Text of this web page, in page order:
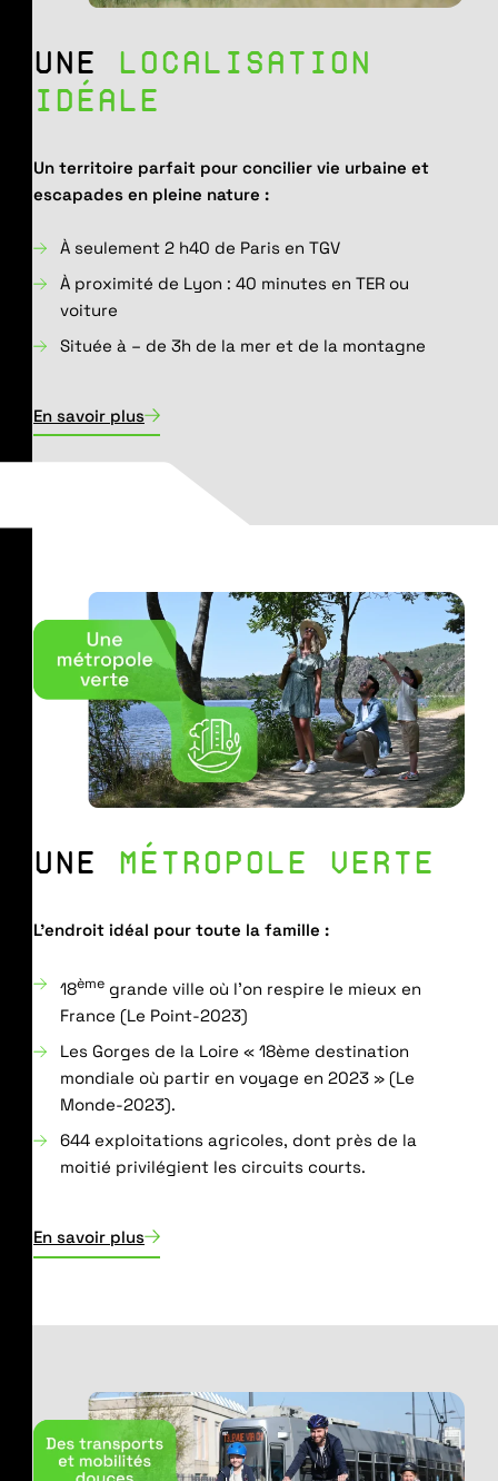
UNE LOCALISATION
IDÉALE
Un territoire parfait pour concilier vie urbaine et
escapades en pleine nature :
À seulement 2 h40 de Paris en TGV
À proximité de Lyon : 40 minutes en TER ou
voiture
Située à – de 3h de la mer et de la montagne
En savoir plus
UNE MÉTROPOLE VERTE
L’endroit idéal pour toute la famille :
18ème grande ville où l’on respire le mieux en
France (Le Point-2023)
Les Gorges de la Loire « 18ème destination
mondiale où partir en voyage en 2023 » (Le
Monde-2023).
644 exploitations agricoles, dont près de la
moitié privilégient les circuits courts.
En savoir plus